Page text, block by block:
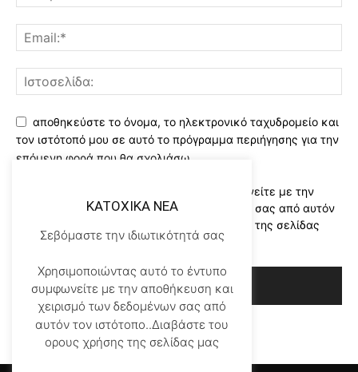
αποθηκεύστε το όνομα, το ηλεκτρονικό ταχυδρομείο και
τον ιστότοπό μου σε αυτό το πρόγραμμα περιήγησης για την
επόμενη φορά που θα σχολιάσω.
Χρησιμοποιώντας αυτό το έντυπο συμφωνείτε με την
αποθήκευση και χειρισμό των δεδομένων σας από αυτόν
τον ιστότοπο..Διαβάστε του ορους χρήσης της σελίδας
μας*
KATOXIKA NEA
Σεβόμαστε την ιδιωτικότητά σας
Χρησιμοποιώντας αυτό το έντυπο
συμφωνείτε με την αποθήκευση και
χειρισμό των δεδομένων σας από
αυτόν τον ιστότοπο..Διαβάστε του
ορους χρήσης της σελίδας μας